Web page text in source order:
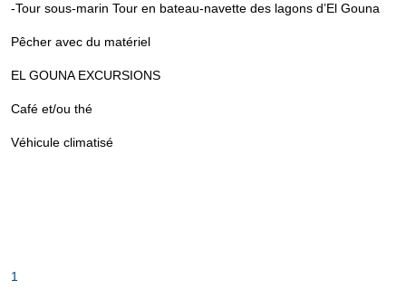
-Tour sous-marin Tour en bateau-navette des lagons d’El Gouna
Pêcher avec du matériel
EL GOUNA EXCURSIONS
Café et/ou thé
Véhicule climatisé
1